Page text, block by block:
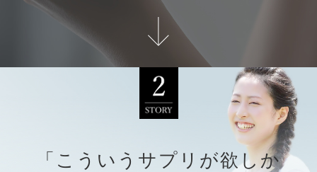
「こういうサプリが欲しか